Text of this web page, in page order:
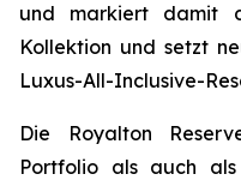
und markiert damit
Kollektion und setzt
Luxus-All-Inclusive-
Die Royalton
Portfolio als auch